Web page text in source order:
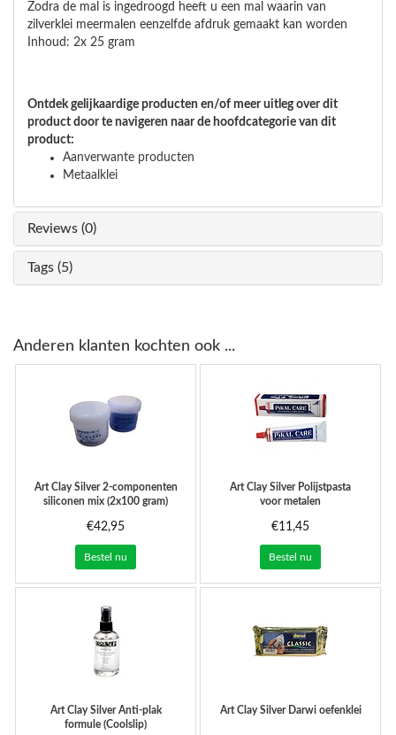
Zodra de mal is ingedroogd heeft u een mal waarin van
zilverklei meermalen eenzelfde afdruk gemaakt kan worden
Inhoud: 2x 25 gram
Ontdek gelijkaardige producten en/of meer uitleg over dit
product door te navigeren naar de hoofdcategorie van dit
product:
Aanverwante producten
Metaalklei
Reviews (0)
Tags (5)
Anderen klanten kochten ook ...
Art Clay Silver2-componenten
siliconen mix (2x100 gram)
€42,95
Bestel nu
Art Clay SilverPolijstpasta
voor metalen
€11,45
Bestel nu
Art Clay SilverAnti-plak
formule (Coolslip)
Art Clay SilverDarwi oefenklei